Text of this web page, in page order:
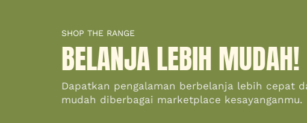
SHOP THE RANGE
BELANJA LEBIH MUDAH!
Dapatkan pengalaman berbelanja lebih cepat
mudah diberbagai marketplace kesayanganmu.